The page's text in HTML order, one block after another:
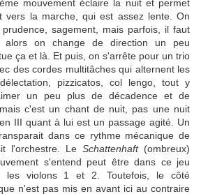
mouvement éclaire la nuit et permet
vers la marche, qui est assez lente. On
sagement, mais parfois, il faut
alors on change de direction un peu
ça et là. Et puis, on s'arrête pour un trio
des cordes multitâches qui alternent les
pizzicatos, col lengo, tout y
un peu plus de décadence et de
c'est un chant de nuit, pas une nuit
en III quant à lui est un passage agité. Un
dans ce rythme mécanique de
l'orchestre. Le Schattenhaft(ombreux)
s'entend peut être dans ce jeu
les violons 1 et 2. Toutefois, le côté
n'est pas mis en avant ici au contraire